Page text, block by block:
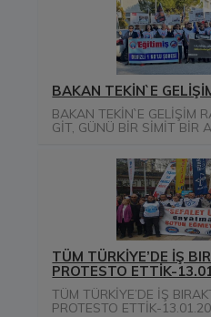
BAKAN TEKİN`E
BAKAN TEKİN`E GELİŞİM
GİT, GÜNÜ BİR SİMİT BİR
TÜM TÜRKİYE’DE İŞ
PROTESTO ETTİK-
TÜM TÜRKİYE’DE İŞ
PROTESTO ETTİK-